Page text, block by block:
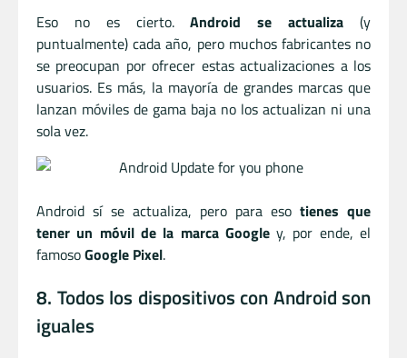
Eso no es cierto.Android se actualiza (y
puntualmente) cada año, pero muchos fabricantes no
se preocupan por ofrecer estas actualizaciones a los
usuarios. Es más, la mayoría de grandes marcas que
lanzan móviles de gama baja no los actualizan ni una
sola vez.
Android sí se actualiza, pero para eso tienes que
tener un móvil de la marca Googley, por ende, el
famosoGoogle Pixel.
8. Todos los dispositivos con Android son
iguales